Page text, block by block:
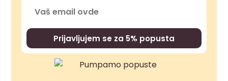
Prijavljujem se za 5% popusta